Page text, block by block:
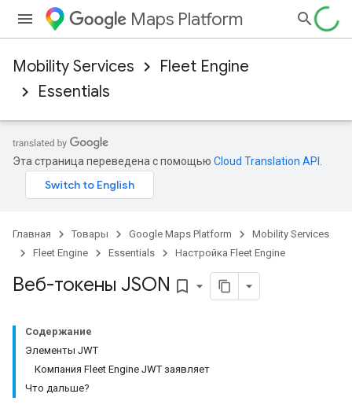
Maps Platform
Mobility Services
Fleet Engine
Essentials
Эта страница переведена с помощью Cloud Translation API
Главная Товары Google Maps Platform
Mobility Services
Fleet Engine
Essentials Настройка Fleet Engine
Веб-токены JSON bookmark_border
Содержание
Элементы JWT
Компания Fleet Engine JWT заявляет
Что дальше?